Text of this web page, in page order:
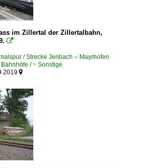
im Zillertal der Zillertalbahn,

/ Strecke Jenbach – Mayrhofen
/ ~ Sonstige
